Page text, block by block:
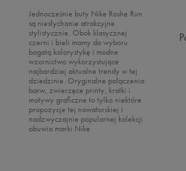
Under Armour
Up8
U.S. Polo ASSN.
Vans
Jednocześnie buty Nike Roshe Run
są niesłychanie atrakcyjne
stylistycznie. Obok klasycznej
czerni i bieli mamy do wyboru
bogatą kolorystykę i modne
wzornictwo wykorzystujące
najbardziej aktualne trendy w tej
dziedzinie. Oryginalne połączenia
barw, zwierzęce printy, kratki i
motywy graficzne to tylko niektóre
propozycje tej nowatorskiej i
nadzwyczajnie popularnej kolekcji
obuwia marki Nike